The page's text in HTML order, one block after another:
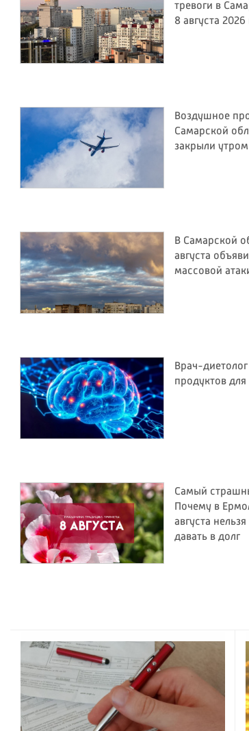
тревоги в
8 августа 2026
Воздушное
Самарской
закрыли утром
В Самарской
августа
массовой
Врач-
продуктов
Самый
Почему в
августа
давать в долг